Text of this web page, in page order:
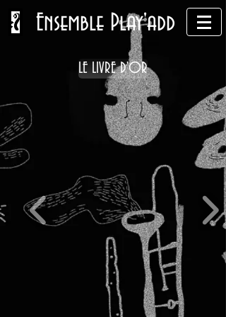
Ensemble Play'add
LE LIVRE D'OR